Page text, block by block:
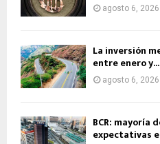
agosto 6, 2026
La inversión
entre enero y...
agosto 6, 2026
BCR: mayoría
expectativas